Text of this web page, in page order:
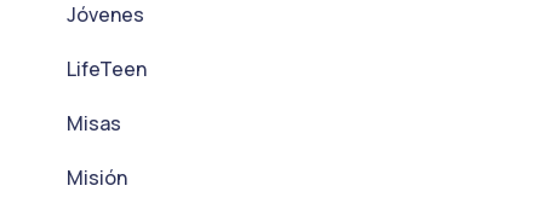
Jóvenes
LifeTeen
Misas
Misión